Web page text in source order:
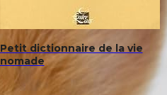
Petit dictionnaire de la vie
nomade